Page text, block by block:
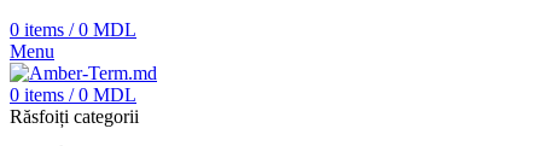
0 items / 0 MDL
Menu
0 items / 0 MDL
Răsfoiți categorii